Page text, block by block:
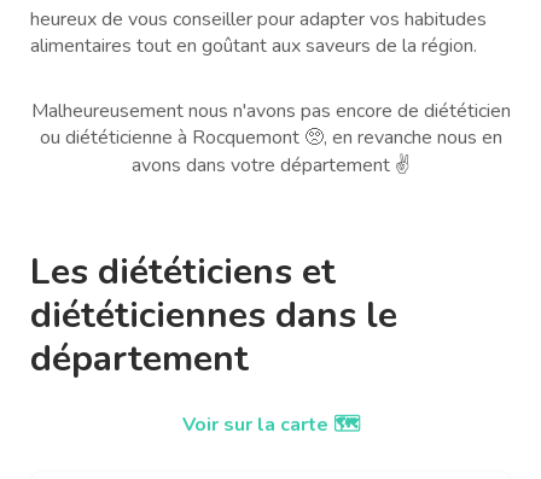
heureux de vous conseiller pour adapter vos habitudes
alimentaires tout en goûtant aux saveurs de la région.
Malheureusement nous n'avons pas encore de diététicien
ou diététicienne à Rocquemont 🥺, en revanche nous en
avons dans votre département ✌️
Les diététiciens et
diététiciennes dans le
département
Voir sur la carte 🗺️